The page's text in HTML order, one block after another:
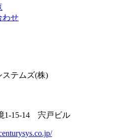
わせ
ステムズ(株)
1-15-14 宍戸ビル